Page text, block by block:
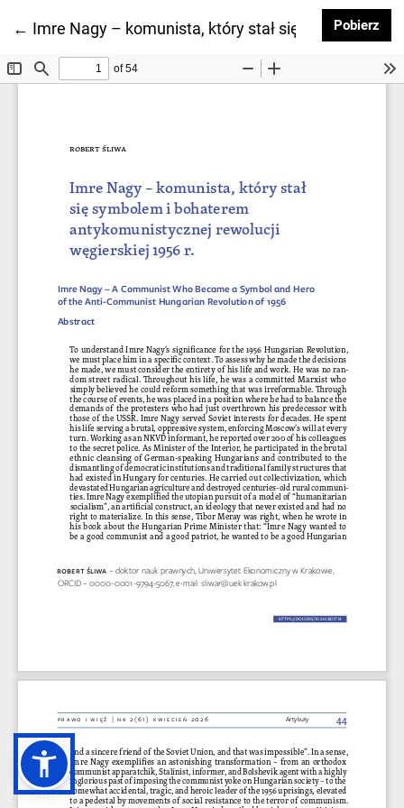
← Wróć do szczegółów artykułu
Imre Nagy – komunista, który stał się symbolem i
Pobierz